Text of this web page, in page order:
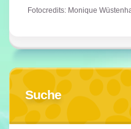
Fotocredits: Monique
Suche